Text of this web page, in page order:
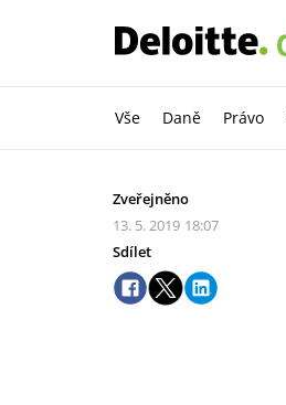
Vše Daně Právo
Zveřejněno
13. 5. 2019 18:07
Sdílet